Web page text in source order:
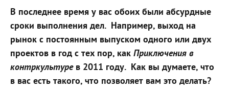
В последнее время у вас обоих были абсурдные
сроки выполнения дел. Например, выход на
рынок с постоянным выпуском одного или двух
проектов в год с тех пор, как Приключения в
контркультуре в 2011 году. Как вы думаете, что
в вас есть такого, что позволяет вам это делать?